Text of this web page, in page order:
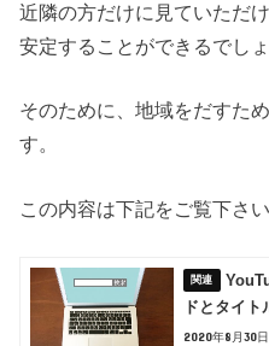
近隣の方だけに見ていただ
安定することができるでしょ
そのために、地域をだすた
す。
この内容は下記をご覧下さい
ドとタイト
2020年8月30日